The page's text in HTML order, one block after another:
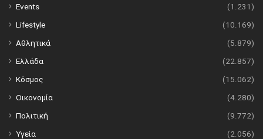
Events
(1.231)
Lifestyle
(10.169)
Αθλητικά
(5.879)
Ελλάδα
(22.857)
Κόσμος
(15.062)
Οικονομία
(4.280)
Πολιτική
(9.772)
Υγεία
(2.056)